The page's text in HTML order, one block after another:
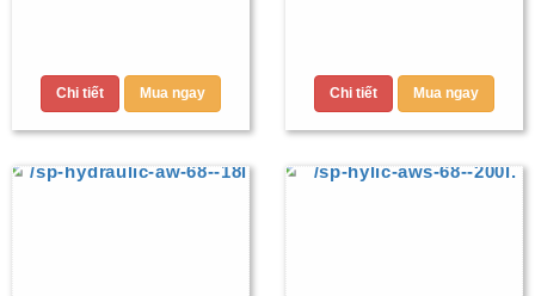
Chi tiết Mua ngay Chi tiết Mua ngay